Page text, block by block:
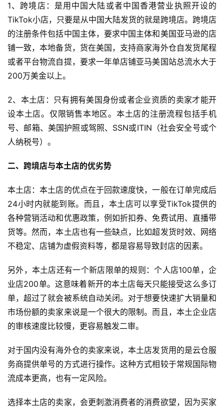
首
全
球
店
1、跨境店：是用中国大陆或者中国香港营业执照开设的
TikTok小店，只要是从中国大陆发货的就是跨境店。跨境店
的注册条件包括中国主体，要求中国主体和美国亚马逊的店
铺一致，本地备货，货在美国，支持商家海外仓自发货尾程
或者平台物流自提，要求一年单店铺亚马美国站总流水大于
200万美金以上。
2、本土店：只有拥有美国身份或者企业资质的卖家才能开
设本土店。仅限销售本地区。本土店的注册流程包括手机
号、邮箱、美国护照或驾照、SSN或ITIN（社会安全号或个
人纳税号）。
二、跨境店与本土店的优劣势
本土店：本土店的优点在于回款速度快，一般在订单完成后
24小时内就能到账。而且，本土店可以享受TikTok提供的
各种营销活动和优惠政策，例如折扣券、免费试用、直播带
货等。然而，本土店也有一些缺点，比如超发货时效、网络
不稳定、店铺为虚假资料等，都是容易导致封店的因素。
另外，本土店还有一个新店限单的规则：个人店100单，企
业店200单。这意味着新开的本土店每天只能接受这么多订
单，超过了就会被系统自动关闭。对于想要快速扩大销量和
市场份额的卖家来说是一个很大的限制。而且，本土企业店
的审核速度比较慢，更容易触发二审。
对于国内没有海外仓的卖家来说，本土店发货用的是云仓服
务商提供单号的方式进行操作。这种方式相较于常规国际物
流成本更高，也有一定风险。
选择本土店的卖家，会更刺激消费者的消费欲望，因为买家